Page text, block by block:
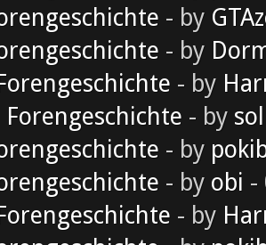
- by
- by
- by
Forengeschichte - by
- by
- by obi -
- by